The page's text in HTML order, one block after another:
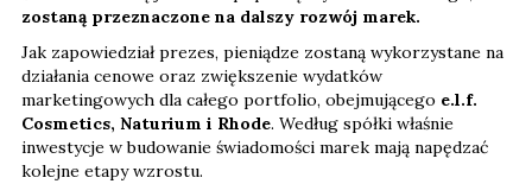
zostaną przeznaczone na dalszy rozwój marek.
Jak zapowiedział prezes, pieniądze zostaną wykorzystane na
działania cenowe oraz zwiększenie wydatków
marketingowych dla całego portfolio, obejmującego e.l.f.
Cosmetics, Naturium i Rhode. Według spółki właśnie
inwestycje w budowanie świadomości marek mają napędzać
kolejne etapy wzrostu.